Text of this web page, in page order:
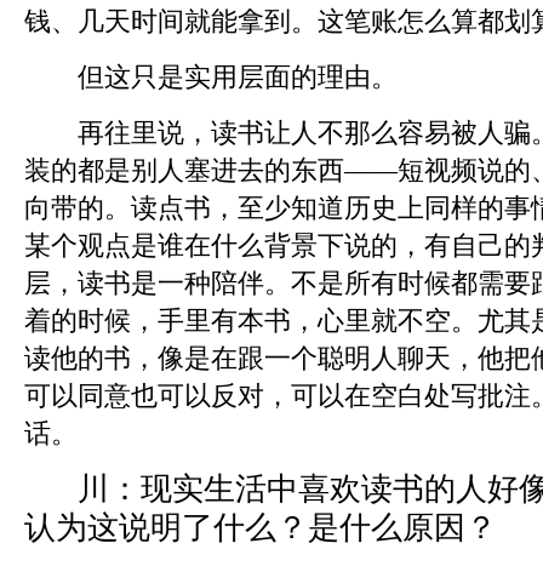
钱、几天时间就能拿到。这笔账怎么算都划
但这只是实用层面的理由。
再往里说，读书让人不那么容易被人骗
装的都是别人塞进去的东西——短视频说的
向带的。读点书，至少知道历史上同样的事
某个观点是谁在什么背景下说的，有自己的
层，读书是一种陪伴。不是所有时候都需
着的时候，手里有本书，心里就不空。尤其
读他的书，像是在跟一个聪明人聊天，他把
可以同意也可以反对，可以在空白处写批注
话。
川： 现实生活中喜欢读书的人好
认为这说明了什么？是什么原因？